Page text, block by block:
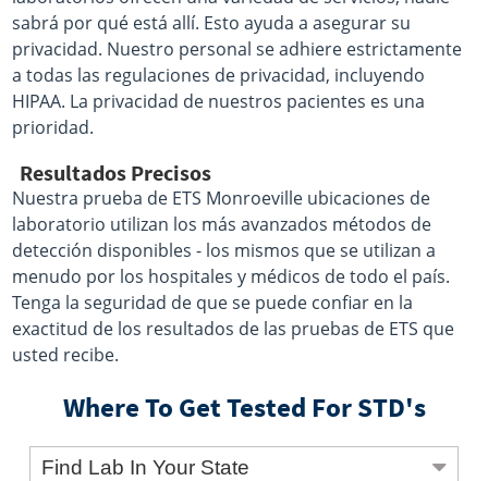
sabrá por qué está allí. Esto ayuda a asegurar su
privacidad. Nuestro personal se adhiere estrictamente
a todas las regulaciones de privacidad, incluyendo
HIPAA. La privacidad de nuestros pacientes es una
prioridad.
Resultados Precisos
Nuestra prueba de ETS Monroeville ubicaciones de
laboratorio utilizan los más avanzados métodos de
detección disponibles - los mismos que se utilizan a
menudo por los hospitales y médicos de todo el país.
Tenga la seguridad de que se puede confiar en la
exactitud de los resultados de las pruebas de ETS que
usted recibe.
Where To Get Tested For STD's
Find Lab In Your State